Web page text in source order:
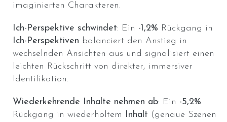
imaginierten Charakteren.
Ich-Perspektive schwindet: Ein -1,2% Rückgang in
Ich-Perspektiven balanciert den Anstieg in
wechselnden Ansichten aus und signalisiert einen
leichten Rückschritt von direkter, immersiver
Identifikation.
Wiederkehrende Inhalte nehmen ab: Ein -5,2%
Rückgang in wiederholtem Inhalt (genaue Szenen